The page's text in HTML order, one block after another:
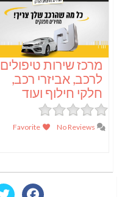
מרכז שירות טיפולים
לרכב, אביזרי רכב,
חלקי חילוף ועוד